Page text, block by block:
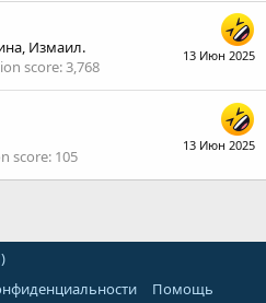
13 Июн 2025
Измаил.
score 3,768
13 Июн 2025
score 105
Помощь